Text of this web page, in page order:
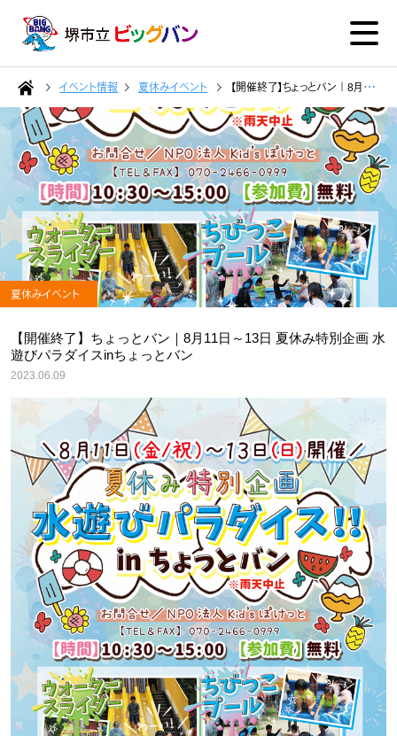
イベント情報 夏休みイベント 【開催終了】ちょっとバン｜8月11日～13日 夏休み特別企画 水遊びパラダイスinちょっとバン
夏休みイベント
【開催終了】ちょっとバン｜8月11日～13日 夏休み特別企画 水
遊びパラダイスinちょっとバン
2023.06.09